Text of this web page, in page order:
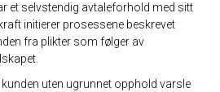
et selvstendig avtaleforhold med sitt
initierer prosessene beskrevet
fra plikter som følger av
uten ugrunnet opphold varsle